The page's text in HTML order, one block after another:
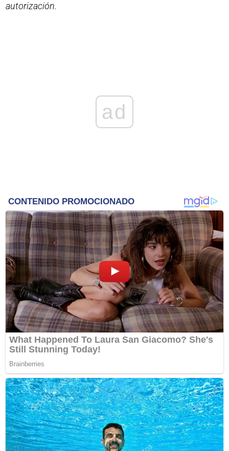
autorización.
ad